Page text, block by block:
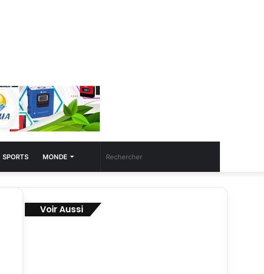
SPORTS MONDE Article
Aléatoire
Voir Aussi